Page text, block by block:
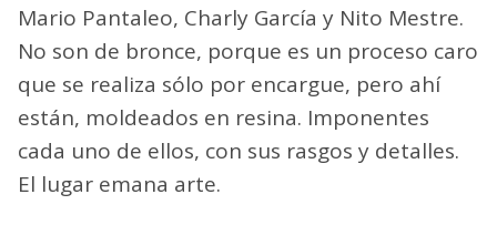
Mario Pantaleo, Charly García y Nito Mestre.
No son de bronce, porque es un proceso caro
que se realiza sólo por encargue, pero ahí
están, moldeados en resina. Imponentes
cada uno de ellos, con sus rasgos y detalles.
El lugar emana arte.